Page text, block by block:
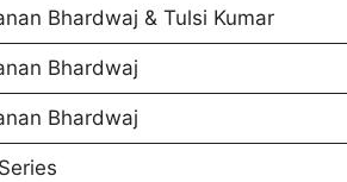
Bhardwaj & Tulsi Kumar
Bhardwaj
Bhardwaj